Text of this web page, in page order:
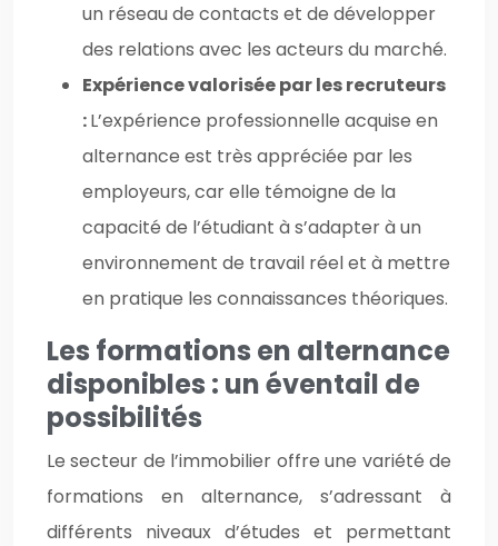
un réseau de contacts et de développer
des relations avec les acteurs du marché.
Expérience valorisée par les recruteurs
:L’expérience professionnelle acquise en
alternance est très appréciée par les
employeurs, car elle témoigne de la
capacité de l’étudiant à s’adapter à un
environnement de travail réel et à mettre
en pratique les connaissances théoriques.
Les formations en alternance
disponibles : un éventail de
possibilités
Le secteur de l’immobilier offre une variété de
formations en alternance, s’adressant à
différents niveaux d’études et permettant